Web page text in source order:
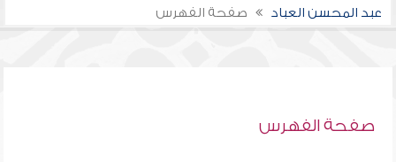
عبد المحسن العباد
صفحة الفهرس
صفحة الفهرس